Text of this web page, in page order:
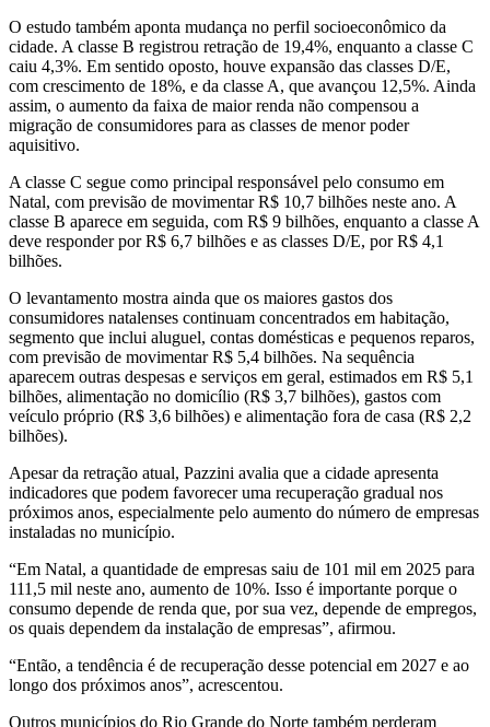
O estudo também aponta mudança no perfil socioeconômico da
cidade. A classe B registrou retração de 19,4%, enquanto a classe C
caiu 4,3%. Em sentido oposto, houve expansão das classes D/E,
com crescimento de 18%, e da classe A, que avançou 12,5%. Ainda
assim, o aumento da faixa de maior renda não compensou a
migração de consumidores para as classes de menor poder
aquisitivo.
A classe C segue como principal responsável pelo consumo em
Natal, com previsão de movimentar R$ 10,7 bilhões neste ano. A
classe B aparece em seguida, com R$ 9 bilhões, enquanto a classe A
deve responder por R$ 6,7 bilhões e as classes D/E, por R$ 4,1
bilhões.
O levantamento mostra ainda que os maiores gastos dos
consumidores natalenses continuam concentrados em habitação,
segmento que inclui aluguel, contas domésticas e pequenos reparos,
com previsão de movimentar R$ 5,4 bilhões. Na sequência
aparecem outras despesas e serviços em geral, estimados em R$ 5,1
bilhões, alimentação no domicílio (R$ 3,7 bilhões), gastos com
veículo próprio (R$ 3,6 bilhões) e alimentação fora de casa (R$ 2,2
bilhões).
Apesar da retração atual, Pazzini avalia que a cidade apresenta
indicadores que podem favorecer uma recuperação gradual nos
próximos anos, especialmente pelo aumento do número de empresas
instaladas no município.
“Em Natal, a quantidade de empresas saiu de 101 mil em 2025 para
111,5 mil neste ano, aumento de 10%. Isso é importante porque o
consumo depende de renda que, por sua vez, depende de empregos,
os quais dependem da instalação de empresas”, afirmou.
“Então, a tendência é de recuperação desse potencial em 2027 e ao
longo dos próximos anos”, acrescentou.
Outros municípios do Rio Grande do Norte também perderam